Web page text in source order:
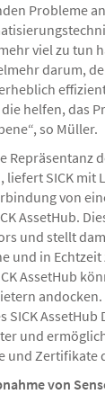
Probleme
viel zu tun
darum,
helfen, das
so Müller.
Repräsentanz
liefert SICK mit
von
AssetHub.
und stellt
und in
AssetHub
SICK
und
und Zertifikate
von